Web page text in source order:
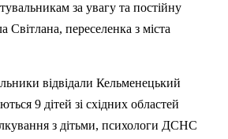
за увагу та постійну
Світлана, переселенка з міста
відвідали Кельменецький
9 дітей зі східних областей
з дітьми, психологи ДСНС